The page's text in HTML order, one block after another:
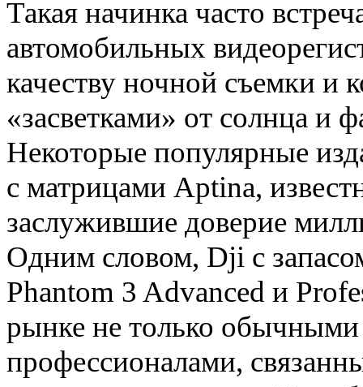
Такая начинка часто
автомобильных
качеству ночной съемки и
«засветками» от солнца и
Некоторые популярные
с матрицами Aptina,
заслужившие доверие
Одним словом, Dji с
Phantom 3 Advanced и
рынке не только
профессионалами,